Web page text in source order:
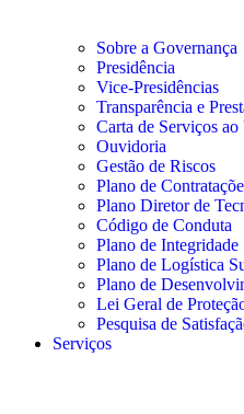
Sobre a Governança
Presidência
Vice-Presidências
Transparência e
Carta de Serviços
Ouvidoria
Gestão de Riscos
Plano de
Plano Diretor de
Código de Conduta
Plano de Integridade
Plano de Logística
Plano de
Lei Geral de
Pesquisa de
Serviços